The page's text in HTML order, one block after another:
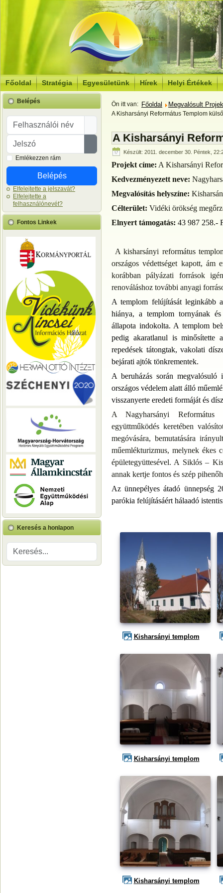
Főoldal Stratégia Egyesületünk Hírek Helyi Értékek
Belépés
Felhasználói név
Jelszó
Jelszó megjelenítése
Emlékezzen rám
Belépés
Elfelejtette a jelszavát?
Elfelejtette a
felhasználónevét?
Fontos Linkek
Keresés a honlapon
Ön itt van: Főoldal Megvalósult
A Kisharsányi Református Templom
A Kisharsányi
Készült: 2011. december 30. Péntek,
Projekt címe: A Kisharsányi
Kedvezményezett neve:
Megvalósítás helyszíne:
Célterület: Vidéki örökség
Elnyert támogatás: 43 987 258.-
A kisharsányi református
országos védettséget kapott, ám
korábban pályázati források
renováláshoz további anyagi
A templom felújítását leginkább
hiánya, a templom tornyának
állapota indokolta. A templom
pedig akaratlanul is minősítette
repedések tátongtak, vakolati
bejárati ajtók tönkrementek.
A beruházás során megvalósuló
országos védelem alatt álló
visszanyerte eredeti formáját és
A Nagyharsányi Református
együttműködés keretében
megóvására, bemutatására
műemlékturizmus, melynek ékes
épületegyüttesével. A Siklós –
annak kertje fontos és szép
Az ünnepélyes átadó ünnepség
parókia felújításáért hálaadó
Kisharsányi templom
Kisharsányi templom
Kisharsányi templom